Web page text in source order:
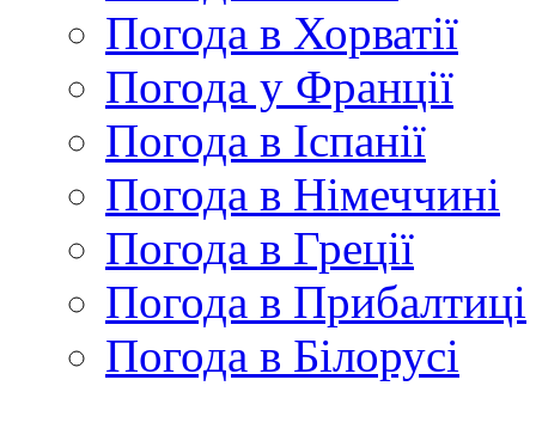
Погода в Хорватії
Погода у Франції
Погода в Іспанії
Погода в Німеччині
Погода в Греції
Погода в Прибалтиці
Погода в Білорусі